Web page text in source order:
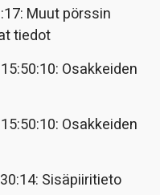
Muut pörssin
tiedot
Osakkeiden
Osakkeiden
Sisäpiiritieto